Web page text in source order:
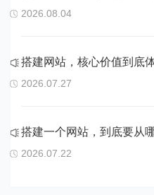
2026.08.04
搭建网站，核心价值到底
2026.07.27
搭建一个网站，到底要从
2026.07.22